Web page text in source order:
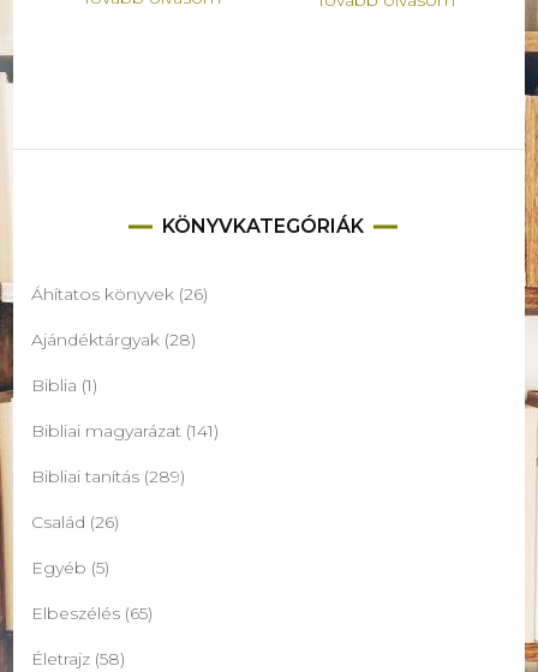
KÖNYVKATEGÓRIÁK
Áhítatos könyvek (26)
Ajándéktárgyak (28)
Biblia (1)
Bibliai magyarázat (141)
Bibliai tanítás (289)
Család (26)
Egyéb (5)
Elbeszélés (65)
Életrajz (58)